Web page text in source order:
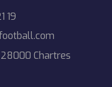
19
28000 Chartres